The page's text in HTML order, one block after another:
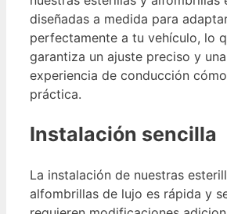
diseñadas a medida para
perfectamente a tu vehículo, lo
garantiza un ajuste preciso y una
experiencia de conducción
práctica.
Instalación sencilla
La instalación de nuestras
alfombrillas de lujo es rápida y